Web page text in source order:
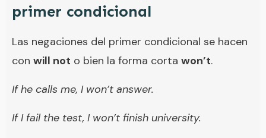
primer condicional
Las negaciones del primer condicional se hacen
con will not o bien la forma corta won’t.
If he calls me, I won’t answer.
If I fail the test, I won’t finish university.